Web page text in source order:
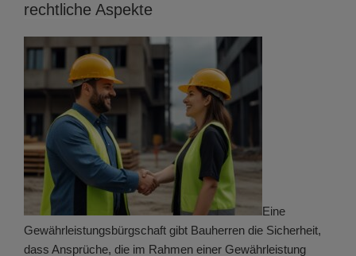
rechtliche Aspekte
Eine
Gewährleistungsbürgschaft gibt Bauherren die Sicherheit,
dass Ansprüche, die im Rahmen einer Gewährleistung